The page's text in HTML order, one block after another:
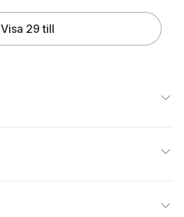
Visa 29 till